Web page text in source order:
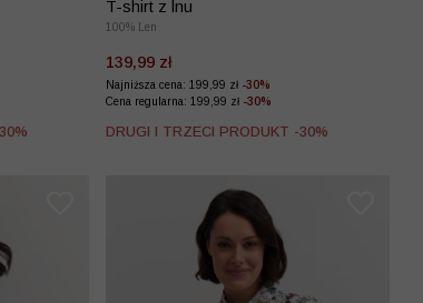
T-shirt z lnu
100% Len
139,99 zł
Najniższa cena: 199,99 zł -30%
Cena regularna: 199,99 zł -30%
DRUGI I TRZECI PRODUKT -30%